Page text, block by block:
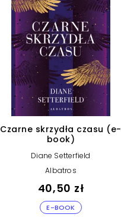
Czarne skrzydła czasu (e-
book)
Diane Setterfield
Albatros
40,50 zł
E-BOOK